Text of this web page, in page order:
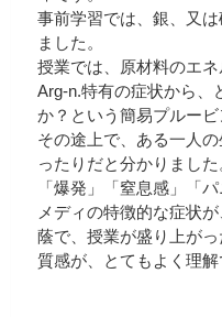
事前学習では、銀、又
ました。
授業では、原材料のエネ
Arg-n.特有の症状から、
か？という簡易プルービ
その途上で、ある一人
ったりだと分かりました
「爆発」「窒息感」「
メディの特徴的な症状
蔭で、授業が盛り上が
質感が、とてもよく理解